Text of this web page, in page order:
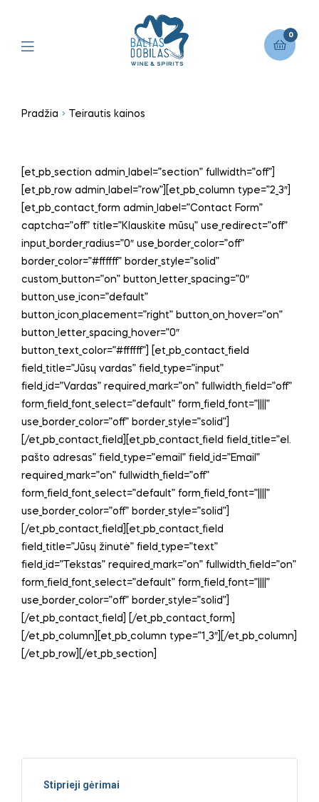
0
Pradžia Teirautis kainos
[et_pb_section admin_label=”section” fullwidth=”off”]
[et_pb_row admin_label=”row”][et_pb_column type=”2_3″]
[et_pb_contact_form admin_label=”Contact Form”
captcha=”off” title=”Klauskite mūsų” use_redirect=”off”
input_border_radius=”0″ use_border_color=”off”
border_color=”#ffffff” border_style=”solid”
custom_button=”on” button_letter_spacing=”0″
button_use_icon=”default”
button_icon_placement=”right” button_on_hover=”on”
button_letter_spacing_hover=”0″
button_text_color=”#ffffff”] [et_pb_contact_field
field_title=”Jūsų vardas” field_type=”input”
field_id=”Vardas” required_mark=”on” fullwidth_field=”off”
form_field_font_select=”default” form_field_font=”||||”
use_border_color=”off” border_style=”solid”]
[/et_pb_contact_field][et_pb_contact_field field_title=”el.
pašto adresas” field_type=”email” field_id=”Email”
required_mark=”on” fullwidth_field=”off”
form_field_font_select=”default” form_field_font=”||||”
use_border_color=”off” border_style=”solid”]
[/et_pb_contact_field][et_pb_contact_field
field_title=”Jūsų žinutė” field_type=”text”
field_id=”Tekstas” required_mark=”on” fullwidth_field=”on”
form_field_font_select=”default” form_field_font=”||||”
use_border_color=”off” border_style=”solid”]
[/et_pb_contact_field] [/et_pb_contact_form]
[/et_pb_column][et_pb_column type=”1_3″][/et_pb_column]
[/et_pb_row][/et_pb_section]
Stiprieji gėrimai